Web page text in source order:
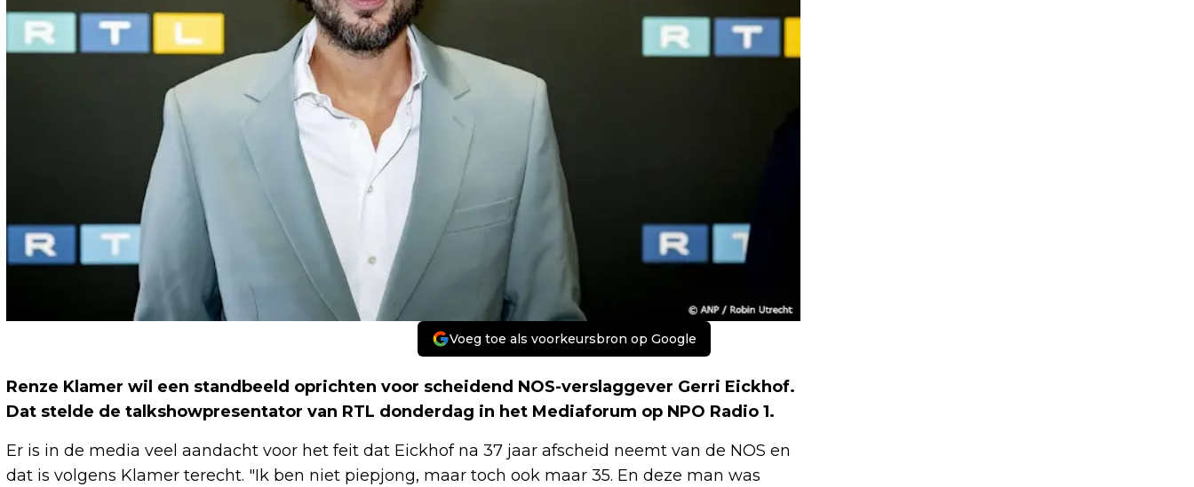
Voeg toe als voorkeursbron op Google
Renze Klamer wil een standbeeld oprichten voor scheidend NOS-verslaggever Gerri Eickhof.
Dat stelde de talkshowpresentator van RTL donderdag in het Mediaforum op NPO Radio 1.
Er is in de media veel aandacht voor het feit dat Eickhof na 37 jaar afscheid neemt van de NOS en
dat is volgens Klamer terecht. "Ik ben niet piepjong, maar toch ook maar 35. En deze man was